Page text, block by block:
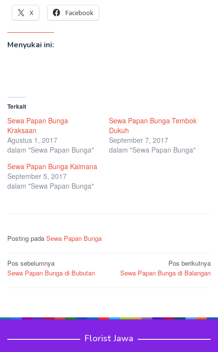
X Facebook
Menyukai ini:
Terkait
Sewa Papan Bunga
Kraksaan
Agustus 1, 2017
dalam "Sewa Papan Bunga"
Sewa Papan Bunga Tembok
Dukuh
September 7, 2017
dalam "Sewa Papan Bunga"
Sewa Papan Bunga Kaimana
September 5, 2017
dalam "Sewa Papan Bunga"
Posting pada Sewa Papan Bunga
Navigasi
pos
Pos sebelumnya
Sewa Papan Bunga di Bubutan
Pos berikutnya
Sewa Papan Bunga di Balangan
Florist Jawa